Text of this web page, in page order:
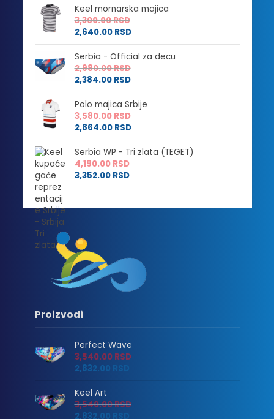
Keel mornarska majica
3,300.00RSD
2,640.00 RSD
Serbia - Official za decu
2,980.00RSD
2,384.00 RSD
Polo majica Srbije
3,580.00RSD
2,864.00 RSD
Serbia WP - Tri zlata (TEGET)
4,190.00RSD
3,352.00 RSD
Proizvodi
Perfect Wave
3,540.00RSD
2,832.00 RSD
Keel Art
3,540.00RSD
2,832.00 RSD